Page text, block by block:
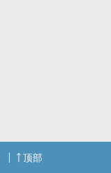
顶部